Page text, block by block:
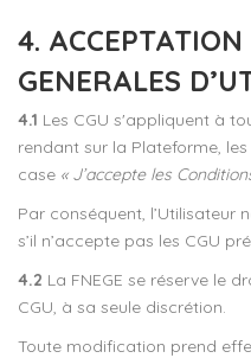
4.
GENERALES
4.1 Les CGU s'appliquent à
rendant sur la Plateforme,
case « J’accepte les
Par conséquent, l’Utilisateur
s’il n’accepte pas les CGU
4.2 La FNEGE se réserve le
CGU, à sa seule discrétion.
Toute modification prend